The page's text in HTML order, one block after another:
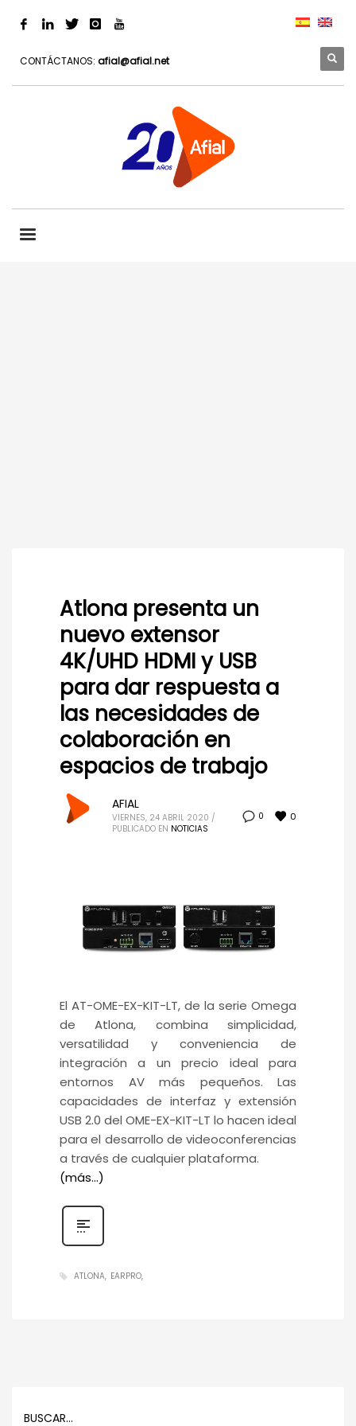
CONTÁCTANOS: afial@afial.net
Atlona presenta un
nuevo extensor
4K/UHD HDMI y USB
para dar respuesta a
las necesidades de
colaboración en
espacios de trabajo
0 0
AFIAL
VIERNES, 24 ABRIL 2020 /
PUBLICADO EN NOTICIAS
El AT-OME-EX-KIT-LT, de la serie Omega
de Atlona, combina simplicidad,
versatilidad y conveniencia de
integración a un precio ideal para
entornos AV más pequeños. Las
capacidades de interfaz y extensión
USB 2.0 del OME-EX-KIT-LT lo hacen ideal
para el desarrollo de videoconferencias
a través de cualquier plataforma.
(más…)
ATLONA EARPRO
BUSCAR…